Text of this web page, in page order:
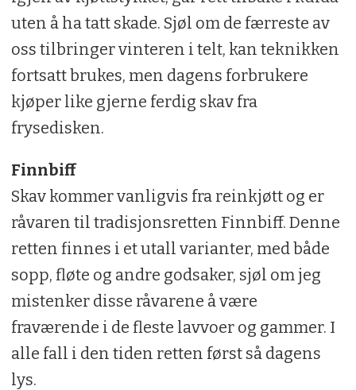
uten å ha tatt skade. Sjøl om de færreste av
oss tilbringer vinteren i telt, kan teknikken
fortsatt brukes, men dagens forbrukere
kjøper like gjerne ferdig skav fra
frysedisken.
Finnbiff
Skav kommer vanligvis fra reinkjøtt og er
råvaren til tradisjonsretten Finnbiff. Denne
retten finnes i et utall varianter, med både
sopp, fløte og andre godsaker, sjøl om jeg
mistenker disse råvarene å være
fraværende i de fleste lavvoer og gammer. I
alle fall i den tiden retten først så dagens
lys.